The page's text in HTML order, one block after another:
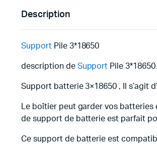
Description
SupportPile 3*18650
description de Support Pile 3*18650
Support batterie 3×18650 , Il s’agit
Le boîtier peut garder vos batteries
de support de batterie est parfait
Ce support de batterie est